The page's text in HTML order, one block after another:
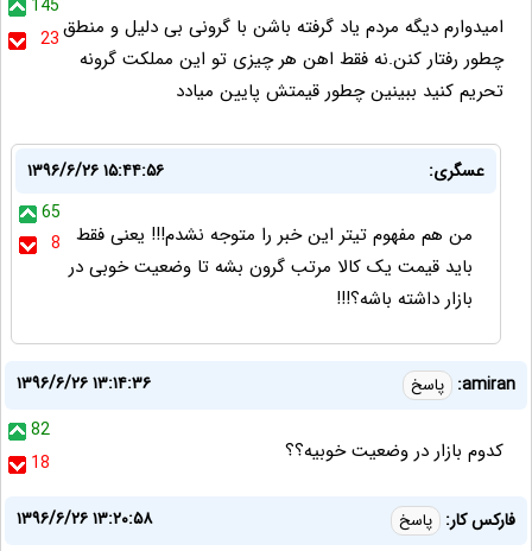
145
23امیدوارم دیگه مردم یاد گرفته باشن با گرونی بی دلیل و منطق
چطور رفتار کنن.نه فقط اهن هر چیزی تو این مملکت گرونه
تحریم کنید ببینین چطور قیمتش پایین میادد
عسگری:
۱۳۹۶/۶/۲۶ ۱۵:۴۴:۵۶
65
8
من هم مفهوم تیتر این خبر را متوجه نشدم!!! یعنی فقط
باید قیمت یک کالا مرتب گرون بشه تا وضعیت خوبی در
بازار داشته باشه؟!!!
amiran: پاسخ
۱۳۹۶/۶/۲۶ ۱۳:۱۴:۳۶
82
18
کدوم بازار در وضعیت خوبیه؟؟
فارکس کار: پاسخ
۱۳۹۶/۶/۲۶ ۱۳:۲۰:۵۸